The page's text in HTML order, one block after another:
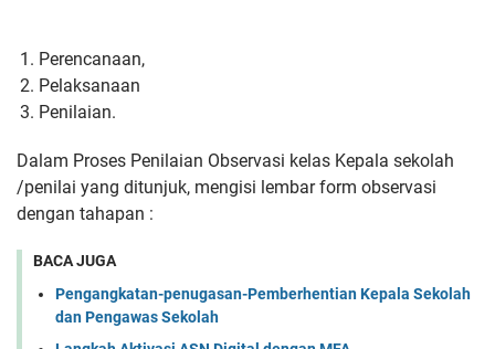
Perencanaan,
Pelaksanaan
Penilaian.
Dalam Proses Penilaian Observasi kelas Kepala sekolah
/penilai yang ditunjuk, mengisi lembar form observasi
dengan tahapan :
BACA JUGA
Pengangkatan-penugasan-Pemberhentian Kepala Sekolah
dan Pengawas Sekolah